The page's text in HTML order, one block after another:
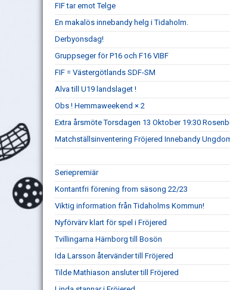
FIF tar emot Telge
En makalös innebandy helg i Tidaholm.
Derbyonsdag!
Gruppseger för P16 och F16 VIBF
FIF = Västergötlands SDF-SM
Alva till U19 landslaget !
Obs ! Hemmaweekend × 2
Extra årsmöte Torsdagen 13 Oktober 19:30
Matchställsinventering Fröjered Innebandy
Seriepremiär
Kontantfri förening from säsong 22/23
Viktig information från Tidaholms Kommun!
Nyförvärv klart för spel i Fröjered
Tvillingarna Härnborg till Bosön
Ida Larsson återvänder till Fröjered
Tilde Mathiason ansluter till Fröjered